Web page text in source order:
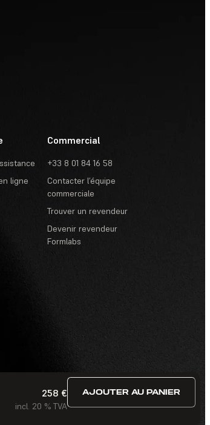
258 €
incl. 20 % TVA
AJOUTER AU PANIER
ligne
Commercial
+33 8 01 84 16 58
Contacter l’équipe
commerciale
Trouver un revendeur
Devenir revendeur
Formlabs
· Concours et tirages au sort